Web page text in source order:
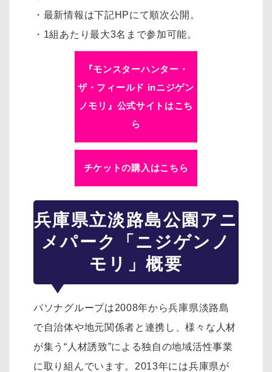
・最新情報は下記HPにて順次公開。
・1組あたり最大3名まで参加可能。
『モンスターハンター・
ザ・フィールド inニジゲン
ノモリ』公式サイトはこち
ら
チケットの購入はこちら
兵庫県立淡路島公園アニ
メパーク「ニジゲンノ
モリ」概要
パソナグループは2008年から兵庫県淡路島
で自治体や地元関係者と連携し、様々な人材
が集う“人材誘致”による独自の地域活性事業
に取り組んでいます。2013年には兵庫県が